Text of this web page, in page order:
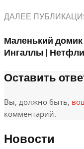
ДАЛЕЕ
Маленький
Ингаллы |
Оставить
Вы, должно быть,
комментарий.
Новости